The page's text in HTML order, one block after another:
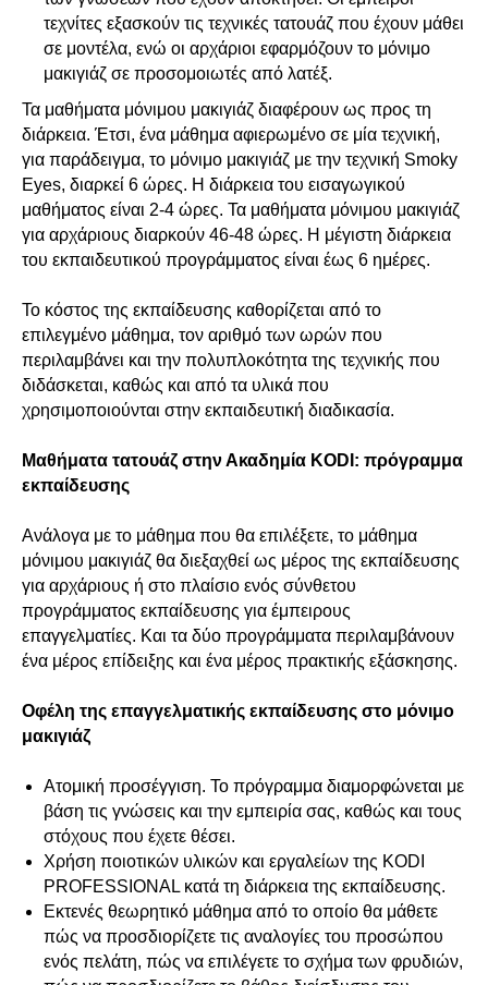
τεχνίτες εξασκούν τις τεχνικές τατουάζ που έχουν μάθει
σε μοντέλα, ενώ οι αρχάριοι εφαρμόζουν το μόνιμο
μακιγιάζ σε προσομοιωτές από λατέξ.
Τα μαθήματα μόνιμου μακιγιάζ διαφέρουν ως προς τη
διάρκεια. Έτσι, ένα μάθημα αφιερωμένο σε μία τεχνική,
για παράδειγμα, το μόνιμο μακιγιάζ με την τεχνική Smoky
Eyes, διαρκεί 6 ώρες. Η διάρκεια του εισαγωγικού
μαθήματος είναι 2-4 ώρες. Τα μαθήματα μόνιμου μακιγιάζ
για αρχάριους διαρκούν 46-48 ώρες. Η μέγιστη διάρκεια
του εκπαιδευτικού προγράμματος είναι έως 6 ημέρες.
Το κόστος της εκπαίδευσης καθορίζεται από το
επιλεγμένο μάθημα, τον αριθμό των ωρών που
περιλαμβάνει και την πολυπλοκότητα της τεχνικής που
διδάσκεται, καθώς και από τα υλικά που
χρησιμοποιούνται στην εκπαιδευτική διαδικασία.
Μαθήματα τατουάζ στην Ακαδημία KODI: πρόγραμμα
εκπαίδευσης
Ανάλογα με το μάθημα που θα επιλέξετε, το μάθημα
μόνιμου μακιγιάζ θα διεξαχθεί ως μέρος της εκπαίδευσης
για αρχάριους ή στο πλαίσιο ενός σύνθετου
προγράμματος εκπαίδευσης για έμπειρους
επαγγελματίες. Και τα δύο προγράμματα περιλαμβάνουν
ένα μέρος επίδειξης και ένα μέρος πρακτικής εξάσκησης.
Οφέλη της επαγγελματικής εκπαίδευσης στο μόνιμο
μακιγιάζ
Ατομική προσέγγιση. Το πρόγραμμα διαμορφώνεται με
βάση τις γνώσεις και την εμπειρία σας, καθώς και τους
στόχους που έχετε θέσει.
Χρήση ποιοτικών υλικών και εργαλείων της KODI
PROFESSIONAL κατά τη διάρκεια της εκπαίδευσης.
Εκτενές θεωρητικό μάθημα από το οποίο θα μάθετε
πώς να προσδιορίζετε τις αναλογίες του προσώπου
ενός πελάτη, πώς να επιλέγετε το σχήμα των φρυδιών,